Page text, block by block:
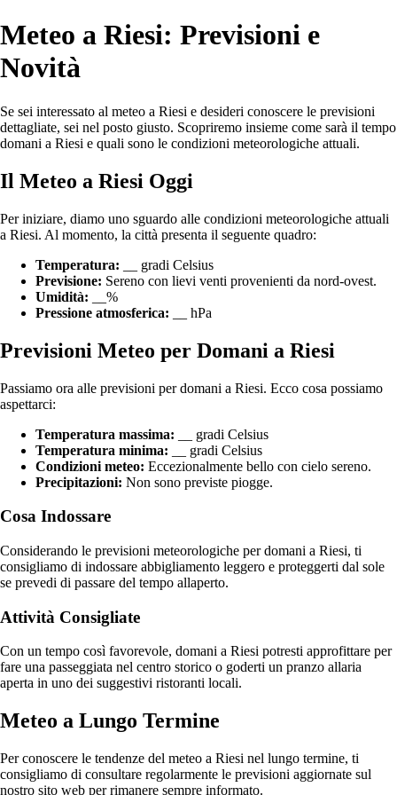
Meteo a Riesi: Previsioni e
Novità
Se sei interessato al meteo a Riesi e desideri conoscere le previsioni
dettagliate, sei nel posto giusto. Scopriremo insieme come sarà il tempo
domani a Riesi e quali sono le condizioni meteorologiche attuali.
Il Meteo a Riesi Oggi
Per iniziare, diamo uno sguardo alle condizioni meteorologiche attuali
a Riesi. Al momento, la città presenta il seguente quadro:
Temperatura: __ gradi Celsius
Previsione: Sereno con lievi venti provenienti da nord-ovest.
Umidità: __%
Pressione atmosferica: __ hPa
Previsioni Meteo per Domani a Riesi
Passiamo ora alle previsioni per domani a Riesi. Ecco cosa possiamo
aspettarci:
Temperatura massima: __ gradi Celsius
Temperatura minima: __ gradi Celsius
Condizioni meteo: Eccezionalmente bello con cielo sereno.
Precipitazioni: Non sono previste piogge.
Cosa Indossare
Considerando le previsioni meteorologiche per domani a Riesi, ti
consigliamo di indossare abbigliamento leggero e proteggerti dal sole
se prevedi di passare del tempo allaperto.
Attività Consigliate
Con un tempo così favorevole, domani a Riesi potresti approfittare per
fare una passeggiata nel centro storico o goderti un pranzo allaria
aperta in uno dei suggestivi ristoranti locali.
Meteo a Lungo Termine
Per conoscere le tendenze del meteo a Riesi nel lungo termine, ti
consigliamo di consultare regolarmente le previsioni aggiornate sul
nostro sito web per rimanere sempre informato.